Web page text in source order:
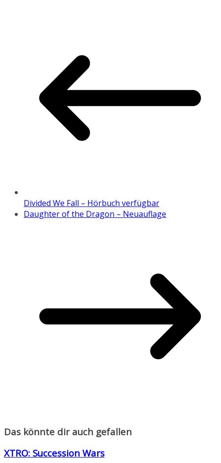
Divided We Fall – Hörbuch verfügbar
Daughter of the Dragon – Neuauflage
Das könnte dir auch gefallen
XTRO: Succession Wars